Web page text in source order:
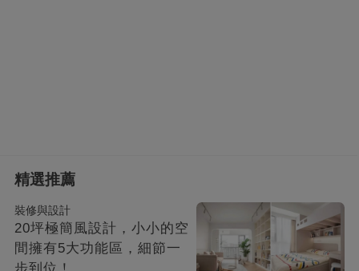
精選推薦
裝修與設計
20坪極簡風設計，小小的空
間擁有5大功能區，細節一
步到位！